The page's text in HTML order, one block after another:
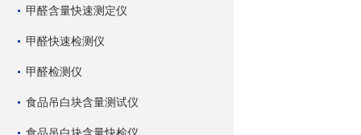
甲醛含量快速测定仪
甲醛快速检测仪
甲醛检测仪
食品吊白块含量测试仪